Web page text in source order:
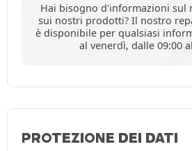
Hai bisogno d'informazioni sul
sui nostri prodotti? Il nostro
è disponibile per qualsiasi
al venerdì, dalle 09:00
PROTEZIONE DEI DATI